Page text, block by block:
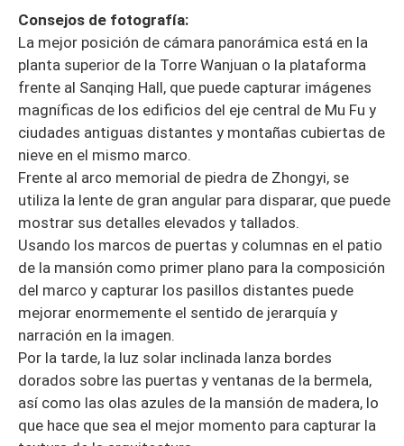
Consejos de fotografía:
La mejor posición de cámara panorámica está en la
planta superior de la Torre Wanjuan o la plataforma
frente al Sanqing Hall, que puede capturar imágenes
magníficas de los edificios del eje central de Mu Fu y
ciudades antiguas distantes y montañas cubiertas de
nieve en el mismo marco.
Frente al arco memorial de piedra de Zhongyi, se
utiliza la lente de gran angular para disparar, que puede
mostrar sus detalles elevados y tallados.
Usando los marcos de puertas y columnas en el patio
de la mansión como primer plano para la composición
del marco y capturar los pasillos distantes puede
mejorar enormemente el sentido de jerarquía y
narración en la imagen.
Por la tarde, la luz solar inclinada lanza bordes
dorados sobre las puertas y ventanas de la bermela,
así como las olas azules de la mansión de madera, lo
que hace que sea el mejor momento para capturar la